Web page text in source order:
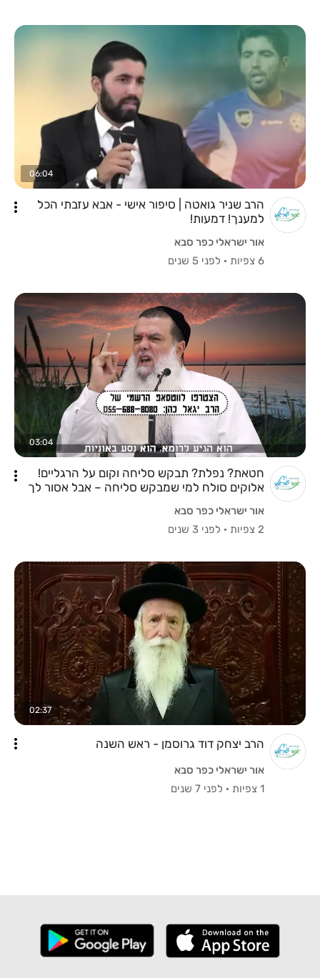
06:04
הרב שניר גואטה | סיפור אישי - אבא עזבתי הכל
למענך! דמעות!
אור ישראלי כפר סבא
6 צפיות
· לפני 5 שנים
03:04
חטאת? נפלת? תבקש סליחה וקום על הרגליים!
אלוקים סולח למי שמבקש סליחה – אבל אסור לך
אור ישראלי כפר סבא
2 צפיות
· לפני 3 שנים
02:37
הרב יצחק דוד גרוסמן - ראש השנה
אור ישראלי כפר סבא
1 צפיות
· לפני 7 שנים